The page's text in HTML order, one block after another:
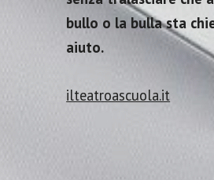
bullo o la bulla sta
aiuto.
ilteatroascuola.it